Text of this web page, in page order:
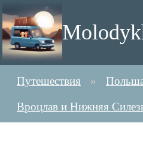
Путешествия
Вроцлав и Нижняя